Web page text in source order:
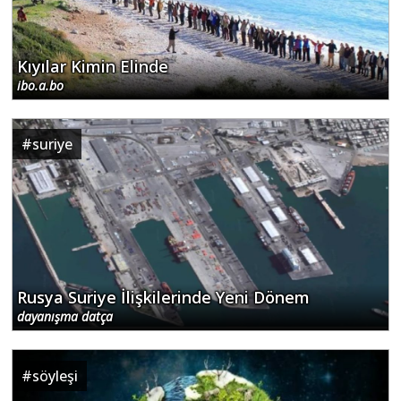
ibo.a.bo
#suriye
Rusya Suriye İlişkilerinde Yeni Dönem
dayanışma datça
#söyleşi